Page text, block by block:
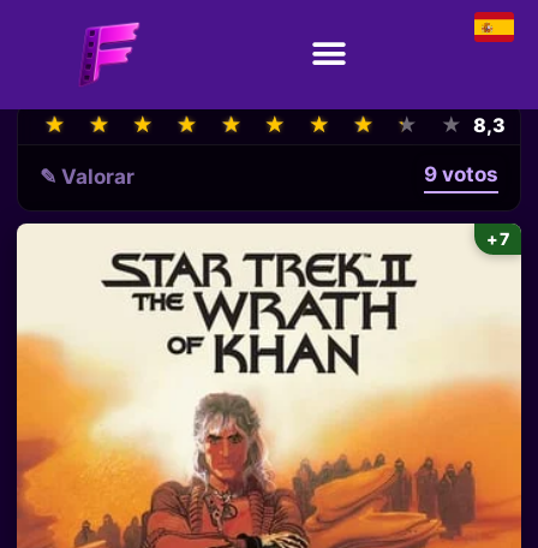
★
★ ★
★ ★
★ ★
★ ★
★ ★
★ ★
★ ★
★ ★
★ ★
★ 8,3
✎ Valorar 9 votos
+7